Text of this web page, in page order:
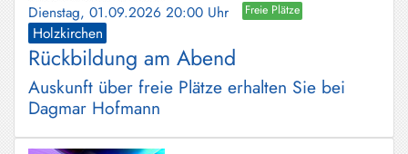
Dienstag, 01.09.2026 20:00 Uhr Freie Plätze
Holzkirchen
Rückbildung am Abend
Auskunft über freie Plätze erhalten Sie bei
Dagmar Hofmann